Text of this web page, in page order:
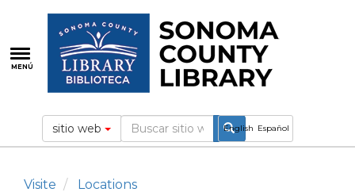
contenido
principal
MENÚ
English Español
sitio web
Visite
Locations